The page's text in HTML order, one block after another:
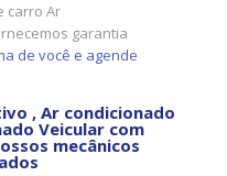
carro Ar
garantia
de você e agende
, Ar condicionado
Veicular com
mecânicos